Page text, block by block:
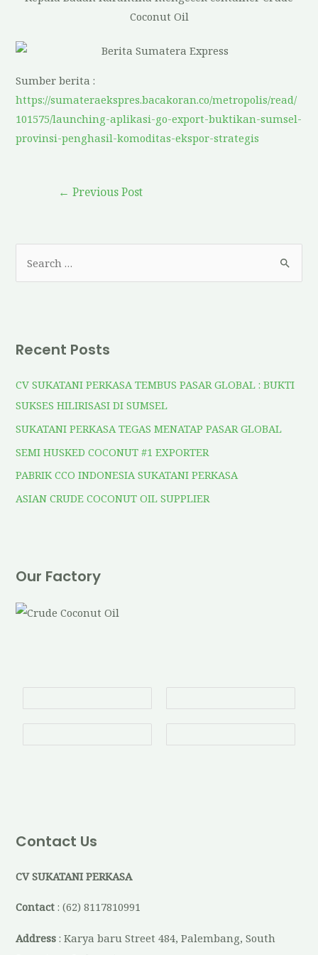
Coconut Oil
Sumber berita :
https://sumateraekspres.bacakoran.co/metropolis/read/
101575/launching-aplikasi-go-export-buktikan-sumsel-
provinsi-penghasil-komoditas-ekspor-strategis
← Previous Post
Recent Posts
CV SUKATANI PERKASA TEMBUS PASAR GLOBAL : BUKTI
SUKSES HILIRISASI DI SUMSEL
SUKATANI PERKASA TEGAS MENATAP PASAR GLOBAL
SEMI HUSKED COCONUT #1 EXPORTER
PABRIK CCO INDONESIA SUKATANI PERKASA
ASIAN CRUDE COCONUT OIL SUPPLIER
Our Factory
Contact Us
CV SUKATANI PERKASA
Contact : (62) 8117810991
Address : Karya baru Street 484, Palembang, South